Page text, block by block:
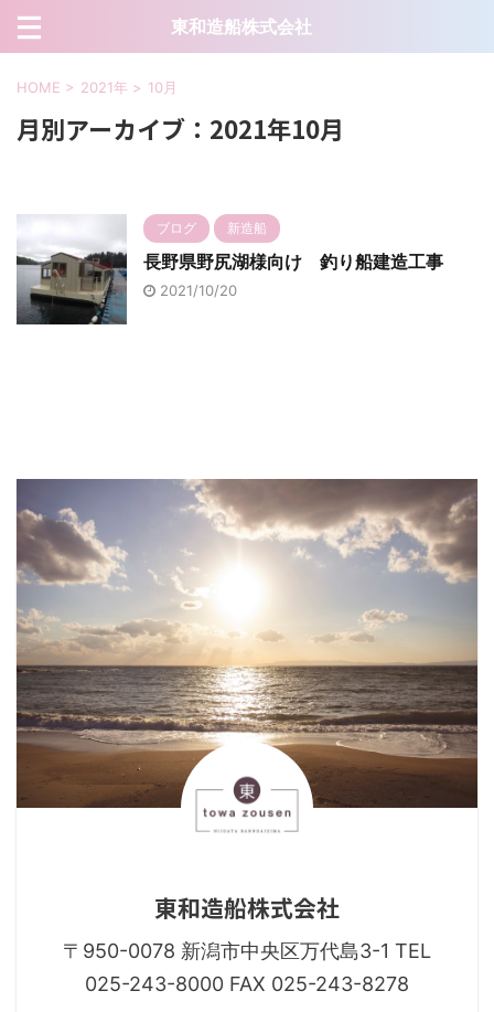
東和造船株式会社
HOME > 2021年 > 10月
月別アーカイブ：2021年10月
ブログ 新造船
長野県野尻湖様向け 釣り船建造工事
2021/10/20
東和造船株式会社
〒950-0078 新潟市中央区万代島3-1 TEL
025-243-8000 FAX 025-243-8278